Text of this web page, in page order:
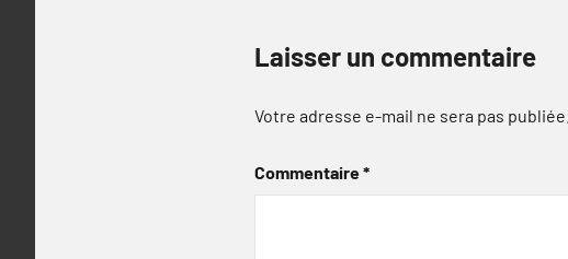
Laisser un commentaire
Votre adresse e-mail ne sera pas publiée.
Commentaire*